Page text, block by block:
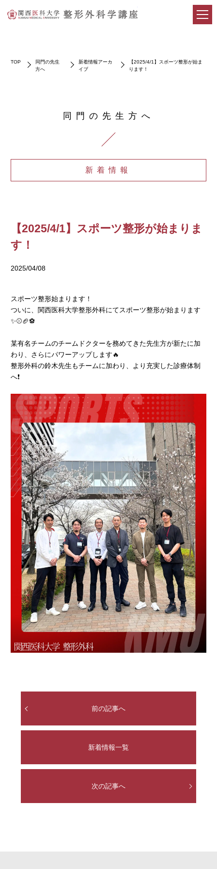
関西医科大学整形外科学講
TOP
同門の先生
方へ
新着情報アーカ
イブ
【2025/4/1】スポーツ整形が始ま
ります！
同門の先生方へ
新着情報
【2025/4/1】スポーツ整形が始まりま
す！
2025/04/08
スポーツ整形始まります！
ついに、関西医科大学整形外科にてスポーツ整形が始まります
✨⚾️🏈⚽️
某有名チームのチームドクターを務めてきた先生方が新たに加
わり、さらにパワーアップします🔥
整形外科の鈴木先生もチームに加わり、より充実した診療体制
へ❗️
前の記事へ
新着情報一覧
次の記事へ